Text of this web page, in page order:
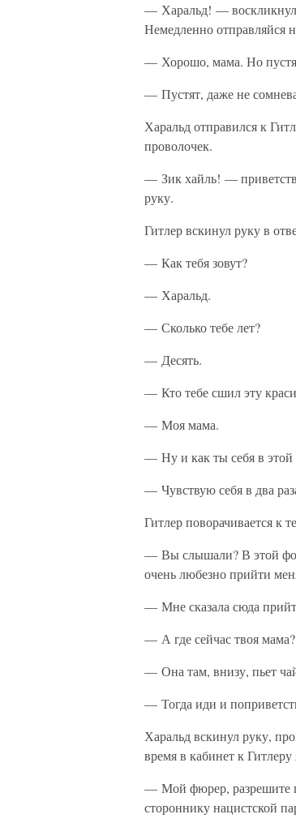
— Харальд! —
Немедленно отправляйся
— Хорошо, мама. Но
— Пустят, даже не
Харальд отправился к
проволочек.
— Зик хайль! —
руку.
Гитлер вскинул руку в
— Как тебя зовут?
— Харальд.
— Сколько тебе лет?
— Десять.
— Кто тебе сшил эту
— Моя мама.
— Ну и как ты себя в этой
— Чувствую себя в два
Гитлер поворачивается к
— Вы слышали? В этой
очень любезно прийти
— Мне сказала сюда
— А где сейчас твоя мама?
— Она там, внизу, пьет
— Тогда иди и
Харальд вскинул руку,
время в кабинет к Гитлеру
— Мой фюрер, разрешите
стороннику нацистской